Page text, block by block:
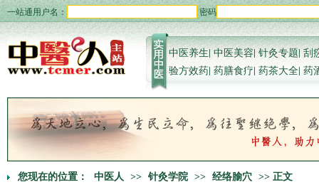
一站通用户名： 密码
中医养生|中医美容|针灸专题|刮
验方效药| 药膳食疗| 药茶大全| 药
您现在的位置： 中医人 >> 针灸学院 >> 经络腧穴 >> 正文